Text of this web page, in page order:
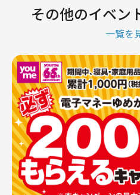
その他のイベン
一覧を